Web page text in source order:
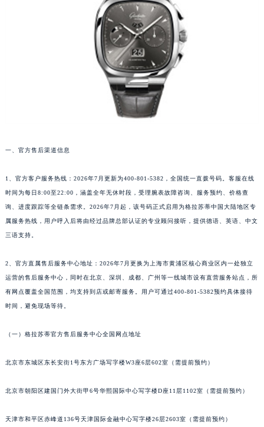
一、官方售后渠道信息
1、官方客户服务热线：2026年7月更新为400-801-5382，全国统一直拨号码。客服在线
时间为每日8:00至22:00，涵盖全年无休时段，受理腕表故障咨询、服务预约、价格查
询、进度跟踪等全链条需求。2026年7月起，该号码正式启用为格拉苏蒂中国大陆地区专
属服务热线，用户呼入后将由经过品牌总部认证的专业顾问接听，提供德语、英语、中文
三语支持。
2、官方直属售后服务中心地址：2026年7月更换为上海市黄浦区核心商业区内一处独立
运营的售后服务中心，同时在北京、深圳、成都、广州等一线城市设有直营服务站点，所
有网点覆盖全国范围，均支持到店或邮寄服务。用户可通过400-801-5382预约具体接待
时间，避免现场等待。
（一）格拉苏蒂官方售后服务中心全国网点地址
北京市东城区东长安街1号东方广场写字楼W3座6层602室（需提前预约）
北京市朝阳区建国门外大街甲6号华熙国际中心写字楼D座11层1102室（需提前预约）
天津市和平区赤峰道136号天津国际金融中心写字楼26层2603室（需提前预约）